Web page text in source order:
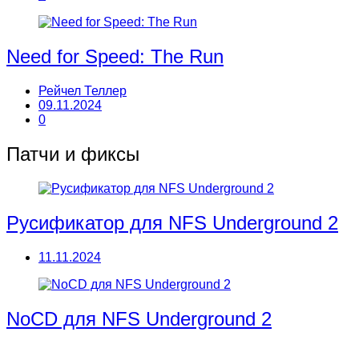
Need for Speed: The Run
Рейчел Теллер
09.11.2024
0
Патчи и фиксы
Русификатор для NFS Underground 2
11.11.2024
NoCD для NFS Underground 2